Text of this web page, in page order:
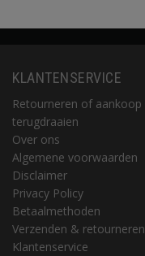
KLANTENSERVICE
Retourneren of aankoop
terugdraaien
Over ons
Algemene voorwaarden
Disclaimer
Privacy Policy
Betaalmethoden
Verzenden & retourneren
Klantenservice